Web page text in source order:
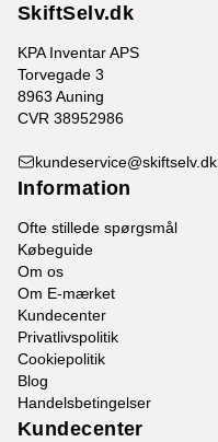
SkiftSelv.dk
KPA Inventar APS
Torvegade 3
8963 Auning
CVR 38952986
kundeservice@skiftselv.dk
Information
Ofte stillede spørgsmål
Købeguide
Om os
Om E-mærket
Kundecenter
Privatlivspolitik
Cookiepolitik
Blog
Handelsbetingelser
Kundecenter